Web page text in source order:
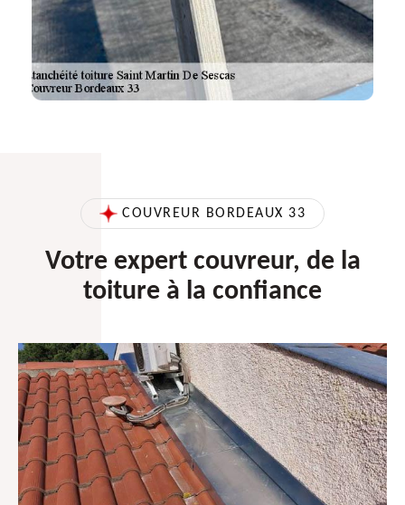
COUVREUR BORDEAUX 33
Votre expert couvreur, de la
toiture à la confiance